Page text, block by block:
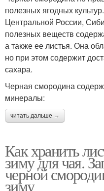
полезных ягодных
Центральной России,
полезных веществ
а также ее листья. Она
но при этом содержит
сахара.
Черная смородина
минералы:
читать дальше →
Как хранить
зиму для чая.
черной
зиму